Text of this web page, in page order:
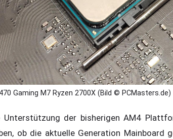
Gaming M7 Ryzen 2700X (Bild © PCMasters.de)
der bisherigen AM4
ob die aktuelle Generation Mainboard